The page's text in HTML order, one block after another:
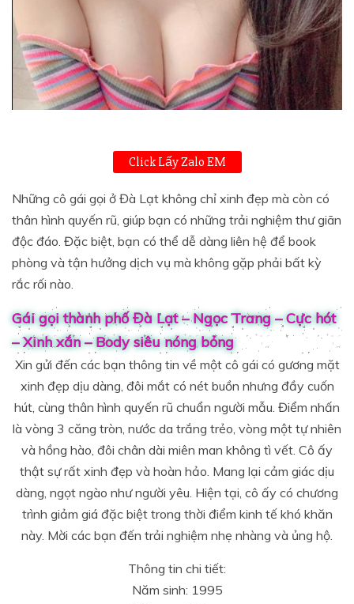
Click Lấy Zalo EM
Những cô gái gọi ở Đà Lạt không chỉ xinh đẹp mà còn có
thân hình quyến rũ, giúp bạn có những trải nghiệm thư giãn
độc đáo. Đặc biệt, bạn có thể dễ dàng liên hệ để book
phòng và tận hưởng dịch vụ mà không gặp phải bất kỳ
rắc rối nào.
Gái gọi thành phố Đà Lạt – Ngọc Trang – Cực hót
– Xinh xắn – Body siêu nóng bỏng
Xin gửi đến các bạn thông tin về một cô gái có gương mặt
xinh đẹp dịu dàng, đôi mắt có nét buồn nhưng đầy cuốn
hút, cùng thân hình quyến rũ chuẩn người mẫu. Điểm nhấn
là vòng 3 căng tròn, nước da trắng trẻo, vòng một tự nhiên
và hồng hào, đôi chân dài miên man không tì vết. Cô ấy
thật sự rất xinh đẹp và hoàn hảo. Mang lại cảm giác dịu
dàng, ngọt ngào như người yêu. Hiện tại, cô ấy có chương
trình giảm giá đặc biệt trong thời điểm kinh tế khó khăn
này. Mời các bạn đến trải nghiệm nhẹ nhàng và ủng hộ.
Thông tin chi tiết:
Năm sinh: 1995